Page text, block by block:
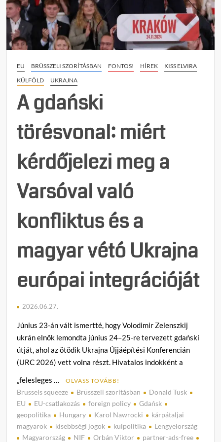
EU BRÜSSZELI SZORÍTÁSBAN FONTOS! HÍREK
KISS ELVIRA
KÜLFÖLD
UKRAJNA
A gdański
törésvonal: miért
kérdőjelezi meg a
Varsóval való
konfliktus és a
magyar vétó Ukrajna
európai integrációját
2026.06.27.
Június 23-án vált ismertté, hogy Volodimir Zelenszkij
ukrán elnök lemondta június 24–25-re tervezett gdański
útját, ahol az ötödik Ukrajna Újjáépítési Konferencián
(URC 2026) vett volna részt. Hivatalos indokként a
„felesleges …
OLVASS TOVÁBB!
Brussels squeeze Brüsszeli szorításban
Donald Tusk
EU
EU-csatlakozás foreign policy
Gdańsk
geopolitika
Hungary Karol Nawrocki
kárpátaljai
magyarok
kisebbségi jogok külpolitika
Lengyelország
Magyarország
NIF Orbán Viktor
partner-ads-free